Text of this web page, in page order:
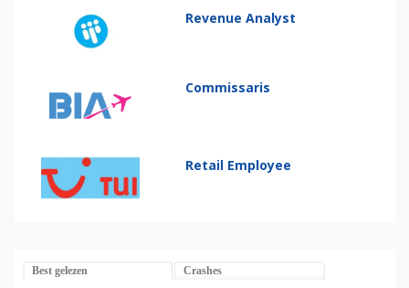
Revenue Analyst
Commissaris
Retail Employee
Best gelezen Crashes